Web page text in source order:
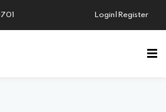
Login|Register